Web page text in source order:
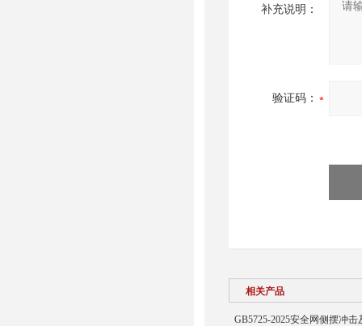
补充说明：
验证码：
相关产品
GB5725-2025安全网侧摆冲